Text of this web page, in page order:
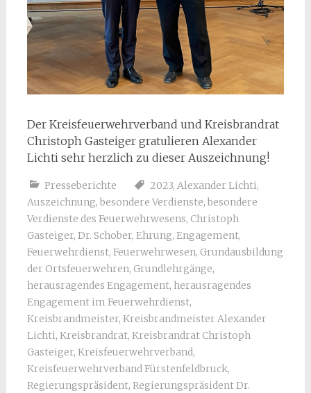
Der Kreisfeuerwehrverband und Kreisbrandrat
Christoph Gasteiger gratulieren Alexander
Lichti sehr herzlich zu dieser Auszeichnung!
Presseberichte 2023, Alexander Lichti,
Auszeichnung, besondere Verdienste, besondere
Verdienste des Feuerwehrwesens, Christoph
Gasteiger, Dr. Schober, Ehrung, Engagement,
Feuerwehrdienst, Feuerwehrwesen, Grundausbildung
der Ortsfeuerwehren, Grundlehrgänge,
herausragendes Engagement, herausragendes
Engagement im Feuerwehrdienst,
Kreisbrandmeister, Kreisbrandmeister Alexander
Lichti, Kreisbrandrat, Kreisbrandrat Christoph
Gasteiger, Kreisfeuerwehrverband,
Kreisfeuerwehrverband Fürstenfeldbruck,
Regierungspräsident, Regierungspräsident Dr.